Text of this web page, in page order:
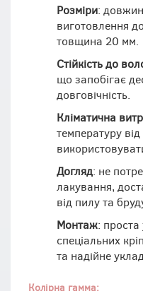
Розміри:
виготовлення
товщина 20 мм.
Стійкість до
що запобігає
довговічність.
Кліматична
температуру
Догляд: не
лакування,
від пилу та
Монтаж:
спеціальних
та надійне
Колірна гамма: